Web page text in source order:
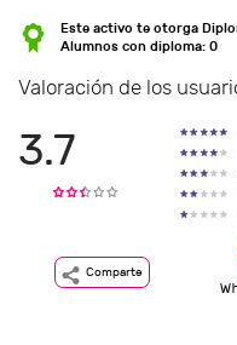
Este activo te otorga
Alumnos con diploma: 0
Valoración de los
3.7
Comparte